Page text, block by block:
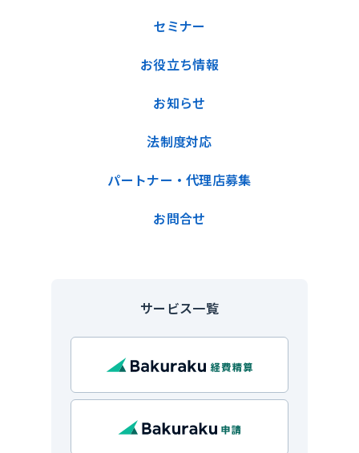
セミナー
お役立ち情報
お知らせ
法制度対応
パートナー・代理店募集
お問合せ
サービス一覧